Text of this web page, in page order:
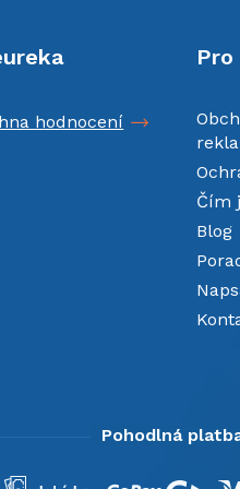
hodnocení
Čím
Blog
Pohodlná